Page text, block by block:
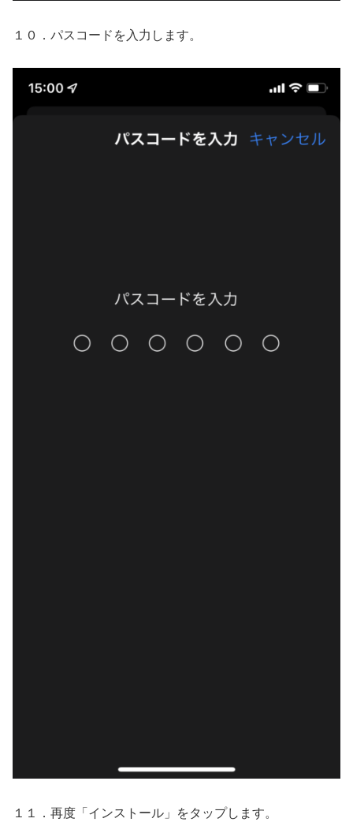
１０．パスコードを入力します。
１１．再度「インストール」をタップします。